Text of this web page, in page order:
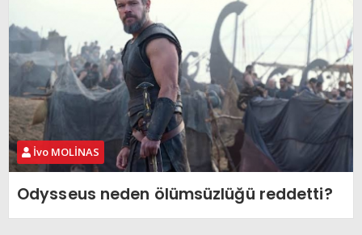
İvo MOLİNAS
Odysseus neden ölümsüzlüğü reddetti?